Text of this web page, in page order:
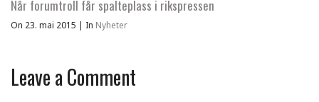
Når forumtroll får spalteplass i rikspressen
On 23. mai 2015 | In Nyheter
Leave a Comment